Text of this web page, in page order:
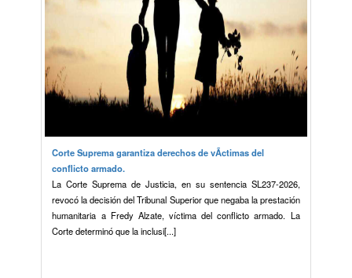
Corte Suprema garantiza derechos de vÃ­ctimas del
conflicto armado.
La Corte Suprema de Justicia, en su sentencia SL237-2026,
revocó la decisión del Tribunal Superior que negaba la prestación
humanitaria a Fredy Alzate, víctima del conflicto armado. La
Corte determinó que la inclusi[...]